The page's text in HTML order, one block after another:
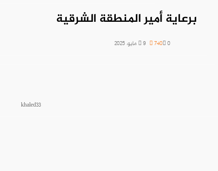
برعاية أمير المنطقة الشرقية
khaled33
9 مايو، 2025 0
740